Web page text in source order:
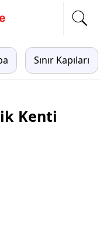
Sınır Kapıları
Kenti